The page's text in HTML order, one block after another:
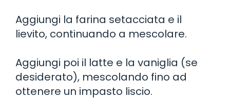
Aggiungi la farina setacciata e il
lievito, continuando a mescolare.
Aggiungi poi il latte e la vaniglia (se
desiderato), mescolando fino ad
ottenere un impasto liscio.